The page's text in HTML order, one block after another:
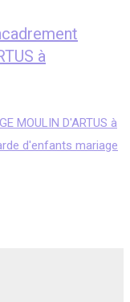
à
MOULIN D'ARTUS à
d'enfants mariage